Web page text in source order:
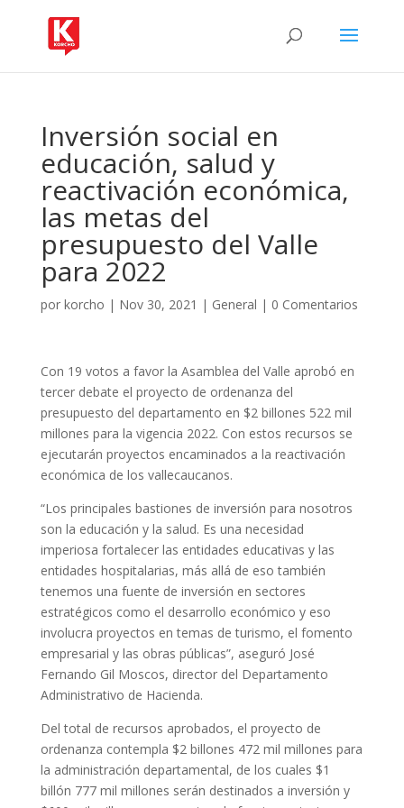
Inversión social en
educación, salud y
reactivación económica,
las metas del
presupuesto del Valle
para 2022
por korcho | Nov 30, 2021 | General | 0 Comentarios
Con 19 votos a favor la Asamblea del Valle aprobó en
tercer debate el proyecto de ordenanza del
presupuesto del departamento en $2 billones 522 mil
millones para la vigencia 2022. Con estos recursos se
ejecutarán proyectos encaminados a la reactivación
económica de los vallecaucanos.
“Los principales bastiones de inversión para nosotros
son la educación y la salud. Es una necesidad
imperiosa fortalecer las entidades educativas y las
entidades hospitalarias, más allá de eso también
tenemos una fuente de inversión en sectores
estratégicos como el desarrollo económico y eso
involucra proyectos en temas de turismo, el fomento
empresarial y las obras públicas”, aseguró José
Fernando Gil Moscos, director del Departamento
Administrativo de Hacienda.
Del total de recursos aprobados, el proyecto de
ordenanza contempla $2 billones 472 mil millones para
la administración departamental, de los cuales $1
billón 777 mil millones serán destinados a inversión y